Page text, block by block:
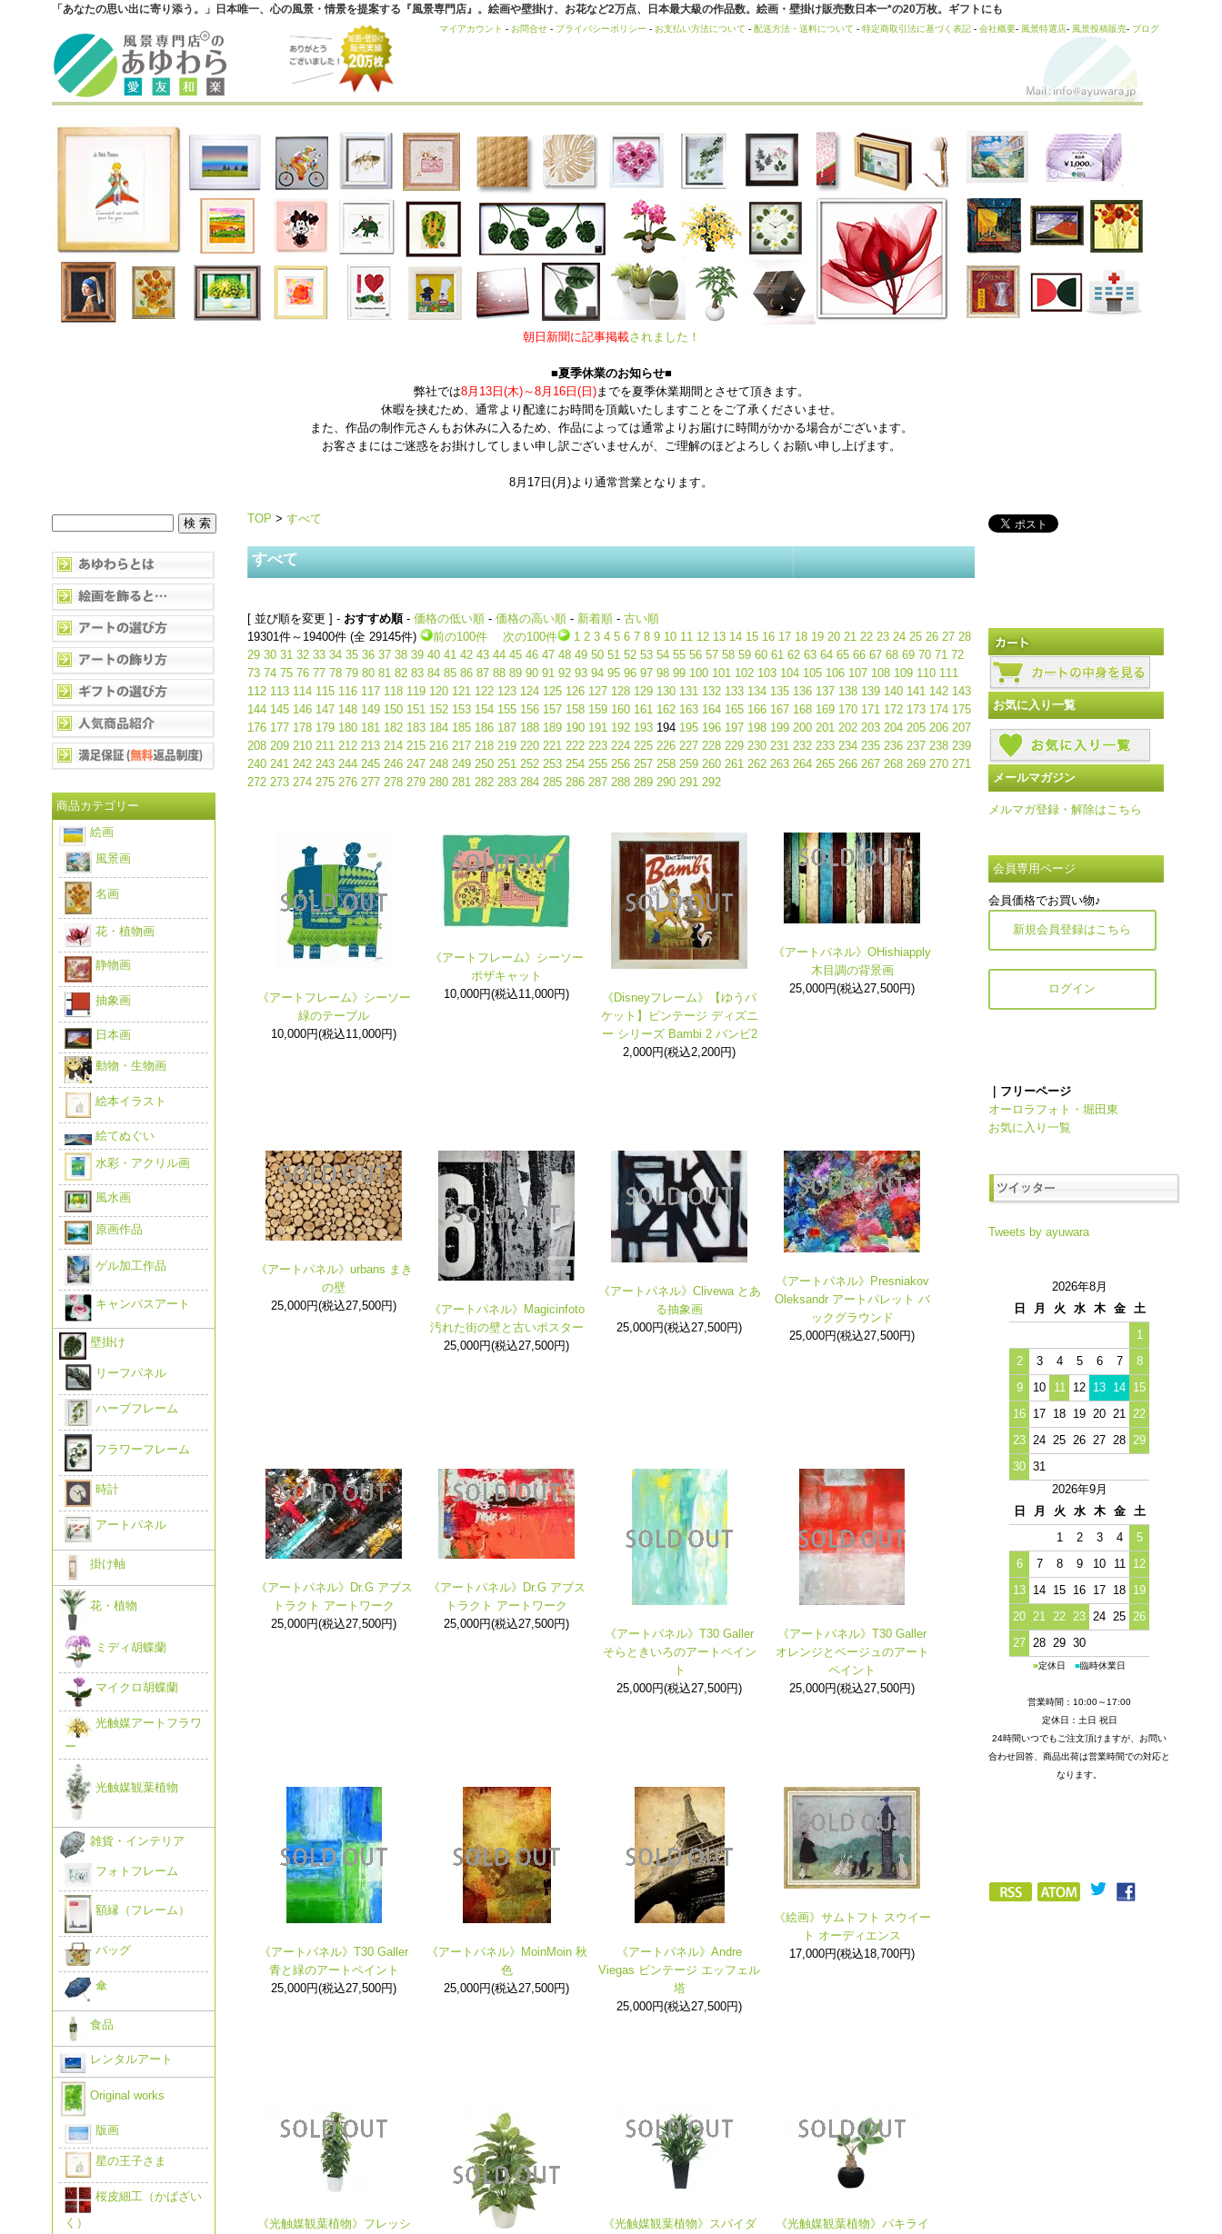
「あなたの思い出に寄り添う。」日本唯一、心の風景・情景を提案する『風景専門店』。絵画や壁掛け、お花など2万点、日本最大級の作品数。絵画・壁掛け販売数日本一*の20万枚。ギフトにも
マイアカウント - お問合せ - プライバシーポリシー - お支払い方法について - 配送方法・送料について - 特定商取引法に基づく表記 - 会社概要- 風景特選店- 風景投稿販売- ブログ
朝日新聞に記事掲載されました！
■夏季休業のお知らせ■
弊社では8月13日(木)～8月16日(日)までを夏季休業期間とさせて頂きます。
休暇を挟むため、通常より配達にお時間を頂戴いたしますことをご了承くださいませ。
また、作品の制作元さんもお休みに入るため、作品によっては通常よりお届けに時間がかかる場合がございます。
お客さまにはご迷惑をお掛けしてしまい申し訳ございませんが、ご理解のほどよろしくお願い申し上げます。
8月17日(月)より通常営業となります。
TOP > すべて
すべて
[ 並び順を変更 ] - おすすめ順- 価格の低い順 - 価格の高い順 - 新着順 - 古い順
19301件～19400件 (全 29145件)
前の100件 次の100件 1 2 3 4 5 6 7 8 9 10 11 12 13 14 15 16 17 18 19 20 21 22 23 24 25 26 27 28
29 30 31 32 33 34 35 36 37 38 39 40 41 42 43 44 45 46 47 48 49 50 51 52 53 54 55 56 57 58 59 60 61 62 63 64 65 66 67 68 69 70 71 72
73 74 75 76 77 78 79 80 81 82 83 84 85 86 87 88 89 90 91 92 93 94 95 96 97 98 99 100 101 102 103 104 105 106 107 108 109 110 111
112 113 114 115 116 117 118 119 120 121 122 123 124 125 126 127 128 129 130 131 132 133 134 135 136 137 138 139 140 141 142 143
144 145 146 147 148 149 150 151 152 153 154 155 156 157 158 159 160 161 162 163 164 165 166 167 168 169 170 171 172 173 174 175
176 177 178 179 180 181 182 183 184 185 186 187 188 189 190 191 192 193 194 195 196 197 198 199 200 201 202 203 204 205 206 207
208 209 210 211 212 213 214 215 216 217 218 219 220 221 222 223 224 225 226 227 228 229 230 231 232 233 234 235 236 237 238 239
240 241 242 243 244 245 246 247 248 249 250 251 252 253 254 255 256 257 258 259 260 261 262 263 264 265 266 267 268 269 270 271
272 273 274 275 276 277 278 279 280 281 282 283 284 285 286 287 288 289 290 291 292
《アートフレーム》シーソー
緑のテーブル
10,000円(税込11,000円)
《アートフレーム》シーソー
ポザキャット
10,000円(税込11,000円)
《Disneyフレーム》【ゆうパ
ケット】ビンテージ ディズニ
ー シリーズ Bambi 2 バンビ2
2,000円(税込2,200円)
《アートパネル》OHishiapply
木目調の背景画
25,000円(税込27,500円)
《アートパネル》urbans まき
の壁
25,000円(税込27,500円)
《アートパネル》Magicinfoto
汚れた街の壁と古いポスター
25,000円(税込27,500円)
《アートパネル》Clivewa とあ
る抽象画
25,000円(税込27,500円)
《アートパネル》Presniakov
Oleksandr アートパレット バ
ックグラウンド
25,000円(税込27,500円)
《アートパネル》Dr.G アブス
トラクト アートワーク
25,000円(税込27,500円)
《アートパネル》Dr.G アブス
トラクト アートワーク
25,000円(税込27,500円)
《アートパネル》T30 Galler
そらときいろのアートペイン
ト
25,000円(税込27,500円)
《アートパネル》T30 Galler
オレンジとベージュのアート
ペイント
25,000円(税込27,500円)
《アートパネル》T30 Galler
青と緑のアートペイント
25,000円(税込27,500円)
《アートパネル》MoinMoin 秋
色
25,000円(税込27,500円)
《アートパネル》Andre
Viegas ビンテージ エッフェル
塔
25,000円(税込27,500円)
《絵画》サムトフト スウイー
ト オーディエンス
17,000円(税込18,700円)
《光触媒観葉植物》フレッシ
《光触媒観葉植物》スパイダ
《光触媒観葉植物》パキライ
商品カテゴリー
絵画
風景画
名画
花・植物画
静物画
抽象画
日本画
動物・生物画
絵本イラスト
絵てぬぐい
水彩・アクリル画
風水画
原画作品
ゲル加工作品
キャンバスアート
壁掛け
リーフパネル
ハーブフレーム
フラワーフレーム
時計
アートパネル
掛け軸
花・植物
ミディ胡蝶蘭
マイクロ胡蝶蘭
光触媒アートフラワ
ー
光触媒観葉植物
雑貨・インテリア
フォトフレーム
額縁（フレーム）
バッグ
傘
食品
レンタルアート
Original works
版画
星の王子さま
桜皮細工（かばざい
く）
お気に入り一覧
メールマガジン
メルマガ登録・解除はこちら
会員専用ページ
会員価格でお買い物♪
新規会員登録はこちら
ログイン
｜フリーページ
オーロラフォト・堀田東
お気に入り一覧
Tweets by ayuwara
2026年8月
日
月 火 水 木 金
土
1
2
3 4 5 6 7
8
9
10 11 12 13 14 15
16 17 18 19 20 21
22
23 24 25 26 27 28 29
30 31
2026年9月
日
月 火 水 木 金
土
1
2 3 4
5
6
7 8 9 10 11
12
13 14 15 16 17 18 19
20 21 22 23 24 25 26
27 28 29 30
■定休日 ■臨時休業日
営業時間：10:00～17:00
定休日：土日 祝日
24時間いつでもご注文頂けますが、お問い
合わせ回答、商品出荷は営業時間での対応と
なります。